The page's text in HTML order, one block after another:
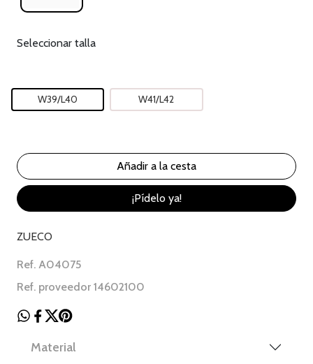
Seleccionar talla
W39/L40 W41/L42
¡Pídelo ya!
ZUECO
Ref. A04075
Ref. proveedor 14602100
Material